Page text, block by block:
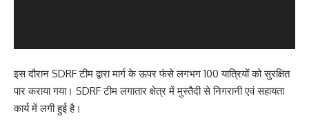
इस दौरान SDRF टीम द्वारा मार्ग के ऊपर फंसे लगभग 100 यात्रियों को सुरक्षित
पार कराया गया। SDRF टीम लगातार क्षेत्र में मुस्तैदी से निगरानी एवं सहायता
कार्य में लगी हुई है।